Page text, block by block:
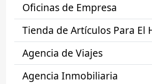
Oficinas de Empresa
Tienda de Artículos Para El
Agencia de Viajes
Agencia Inmobiliaria